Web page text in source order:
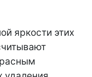
яркости этих